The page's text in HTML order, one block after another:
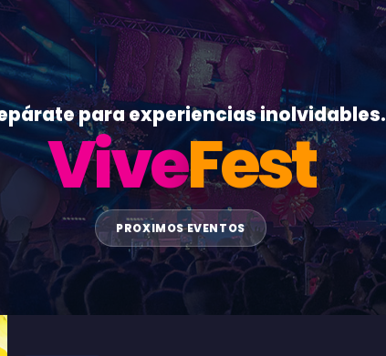
para experiencias inolvidables.
ViveFest
PROXIMOS EVENTOS